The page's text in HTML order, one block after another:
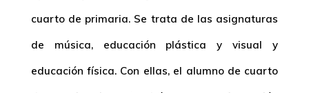
cuarto de primaria. Se trata de las asignaturas
de música, educación plástica y visual y
educación física. Con ellas, el alumno de cuarto